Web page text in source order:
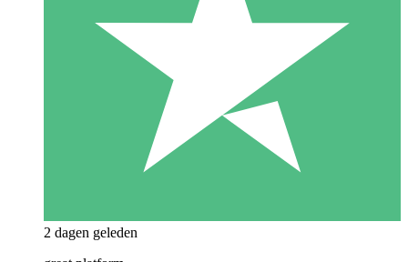
2 dagen geleden